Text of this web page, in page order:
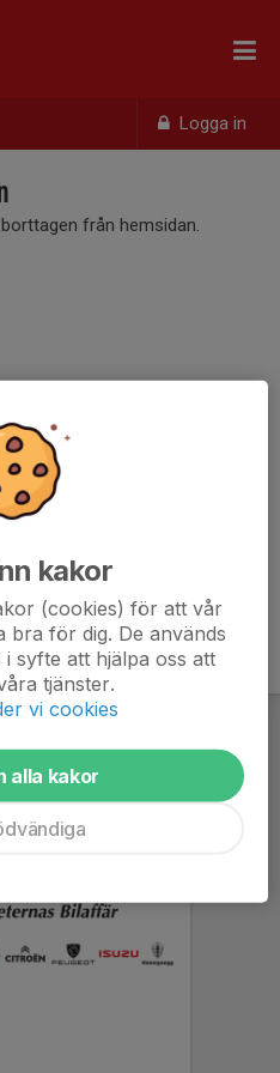
Logga in
från hemsidan.
kakor
(cookies) för att vår
bra för dig. De används
syfte att hjälpa oss att
tjänster.
vi cookies
alla kakor